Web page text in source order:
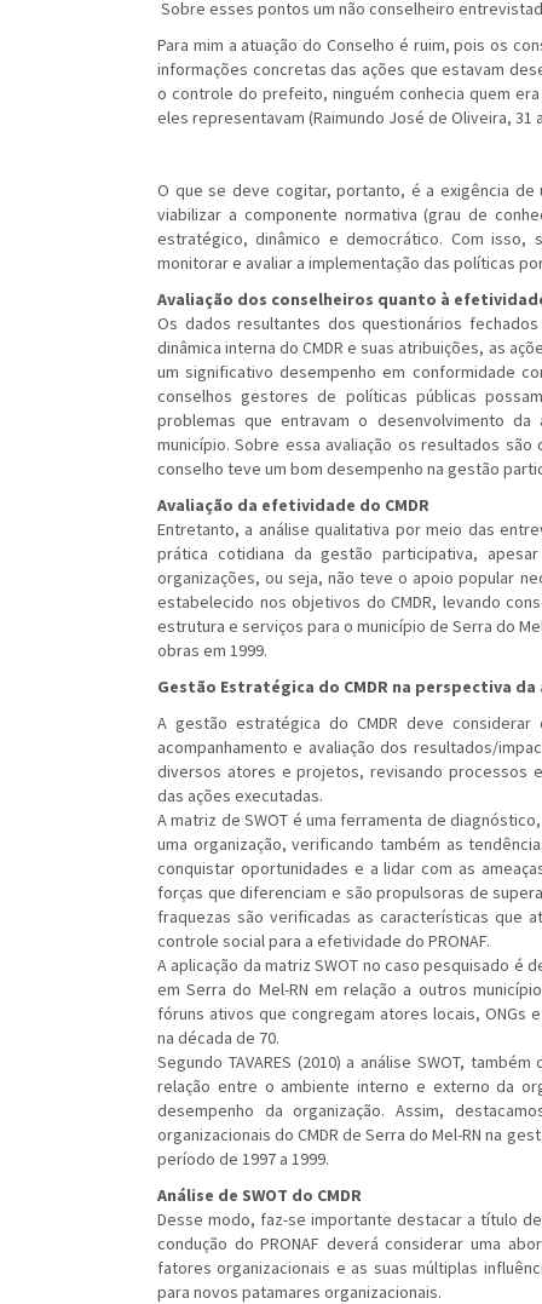
Sobre esses pontos um não conselheiro
Para mim a atuação do Conselho é ruim, pois os
informações concretas das ações que estavam
o controle do prefeito, ninguém conhecia quem
eles representavam (Raimundo José de Oliveira,
O que se deve cogitar, portanto, é a exigência de
viabilizar a componente normativa (grau de
estratégico, dinâmico e democrático. Com isso,
monitorar e avaliar a implementação das políticas
Avaliação dos conselheiros quanto à
Os dados resultantes dos questionários
dinâmica interna do CMDR e suas atribuições, as
um significativo desempenho em conformidade
conselhos gestores de políticas públicas
problemas que entravam o desenvolvimento
município. Sobre essa avaliação os resultados
conselho teve um bom desempenho na gestão
Avaliação da efetividade do CMDR
Entretanto, a análise qualitativa por meio das
prática cotidiana da gestão participativa,
organizações, ou seja, não teve o apoio popular
estabelecido nos objetivos do CMDR, levando
estrutura e serviços para o município de Serra do
obras em 1999.
Gestão Estratégica do CMDR na perspectiva
A gestão estratégica do CMDR deve
acompanhamento e avaliação dos resultados/
diversos atores e projetos, revisando processos
das ações executadas.
A matriz de SWOT é uma ferramenta de
uma organização, verificando também as
conquistar oportunidades e a lidar com as
forças que diferenciam e são propulsoras de
fraquezas são verificadas as características que
controle social para a efetividade do PRONAF.
A aplicação da matriz SWOT no caso pesquisado
em Serra do Mel-RN em relação a outros
fóruns ativos que congregam atores locais,
na década de 70.
Segundo TAVARES (2010) a análise SWOT,
relação entre o ambiente interno e externo da
desempenho da organização. Assim,
organizacionais do CMDR de Serra do Mel-RN na
período de 1997 a 1999.
Análise de SWOT do CMDR
Desse modo, faz-se importante destacar a título
condução do PRONAF deverá considerar uma
fatores organizacionais e as suas múltiplas
para novos patamares organizacionais.